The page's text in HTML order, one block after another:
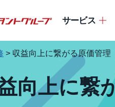
サービス
> 収益向上に繋がる原価管理
向上に繋